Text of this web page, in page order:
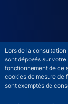
Lors de la
sont déposés sur
fonctionnement de ce
cookies de mesure de
sont exemptés de